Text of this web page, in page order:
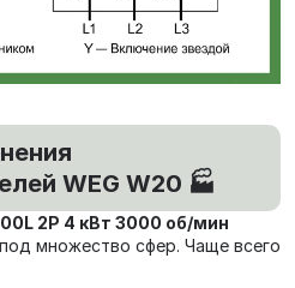
WEG W20 🏭
2P 4 кВт 3000 об/мин
множество сфер. Чаще всего